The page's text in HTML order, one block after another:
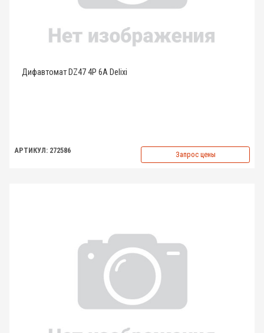
Дифавтомат DZ47 4P 6A Delixi
АРТИКУЛ: 272586 Запрос цены